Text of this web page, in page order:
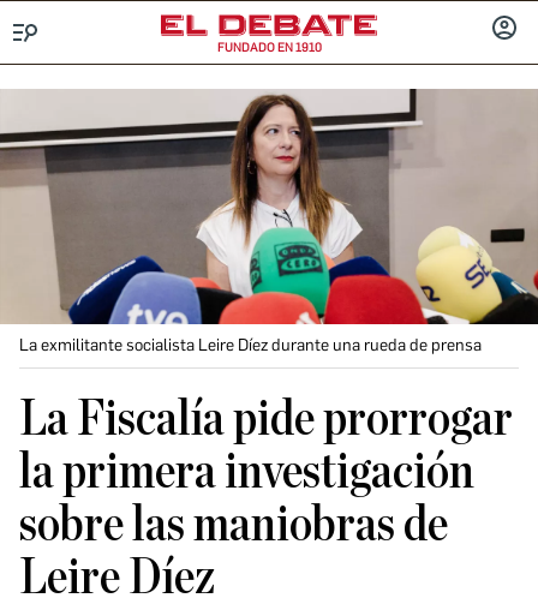
FUNDADO EN 1910
La exmilitante socialista Leire Díez durante una rueda de prensa
La Fiscalía pide prorrogar
la primera investigación
sobre las maniobras de
Leire Díez